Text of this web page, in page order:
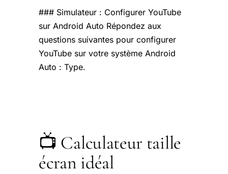
### Simulateur : Configurer YouTube
sur Android Auto Répondez aux
questions suivantes pour configurer
YouTube sur votre système Android
Auto : Type.
📺 Calculateur taille
écran idéal